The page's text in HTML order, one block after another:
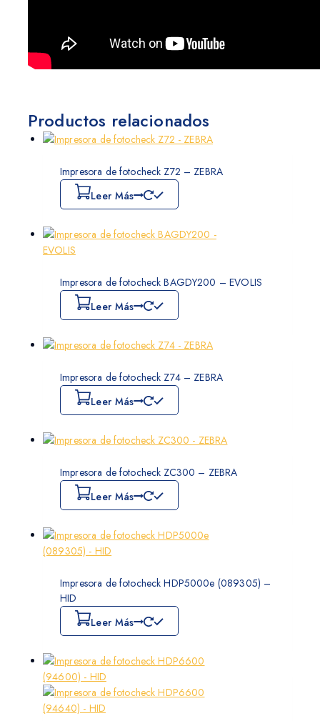
Productos relacionados
Impresora de fotocheck Z72 – ZEBRA
Leer Más
Impresora de fotocheck BAGDY200 – EVOLIS
Leer Más
Impresora de fotocheck Z74 – ZEBRA
Leer Más
Impresora de fotocheck ZC300 – ZEBRA
Leer Más
Impresora de fotocheck HDP5000e (089305) –
HID
Leer Más